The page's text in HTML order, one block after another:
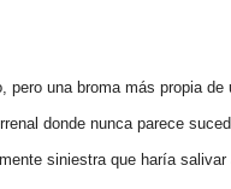
una broma más propia de
donde nunca parece
siniestra que haría